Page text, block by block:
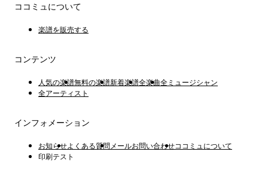
ココミュについて
楽譜を販売する
コンテンツ
人気の楽譜無料の楽譜新着楽譜全楽曲全ミュージシャン
全アーティスト
インフォメーション
お知らせよくある質問 メールお問い合わせココミュについて
印刷テスト